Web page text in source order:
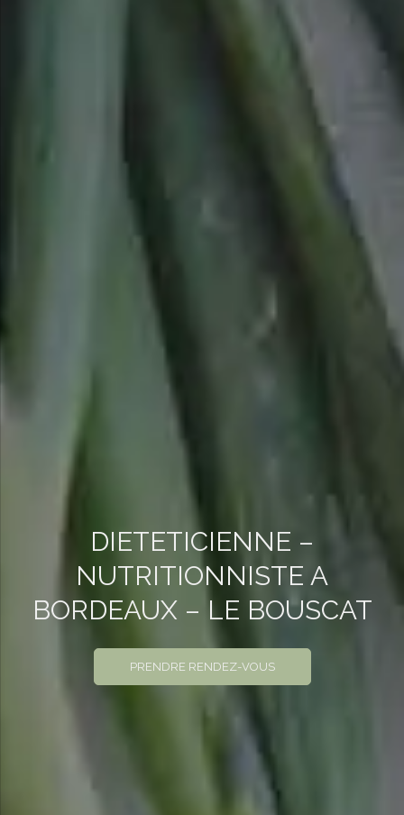
DIETETICIENNE –
NUTRITIONNISTE A
BORDEAUX – LE BOUSCAT
PRENDRE RENDEZ-VOUS